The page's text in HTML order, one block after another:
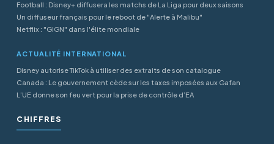
Football : Disney+ diffusera les matchs de La Liga pour deux saisons
Un diffuseur français pour le reboot de "Alerte à Malibu"
Netflix : "GIGN" dans l'élite mondiale
ACTUALITÉ INTERNATIONAL
Disney autorise TikTok à utiliser des extraits de son catalogue
Canada : Le gouvernement cède sur les taxes imposées aux Gafan
L’UE donne son feu vert pour la prise de contrôle d’EA
CHIFFRES